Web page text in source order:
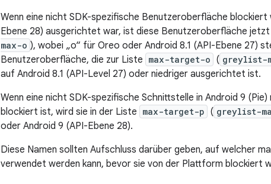
Wenn eine nicht SDK-spezifische Benutzeroberfläche blockiert
Ebene 28) ausgerichtet war, ist diese Benutzeroberfläche
max-o ), wobei „o“ für Oreo oder Android 8.1 (API-Ebene 27)
Benutzeroberfläche, die zur Liste max-target-o ( greylist-
auf Android 8.1 (API-Level 27) oder niedriger ausgerichtet ist.
Wenn eine nicht SDK-spezifische Schnittstelle in Android 9
blockiert ist, wird sie in der Liste max-target-p ( greylist-
oder Android 9 (API-Ebene 28).
Diese Namen sollten Aufschluss darüber geben, auf welcher
verwendet werden kann, bevor sie von der Plattform blockiert